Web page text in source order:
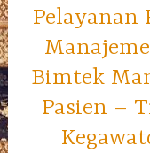
Pelayanan
Bimtek
Pasien –